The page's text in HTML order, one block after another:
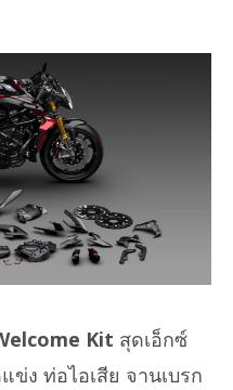
Kit สุดเอ็กซ์
ง ท่อไอเสีย จานเบรก